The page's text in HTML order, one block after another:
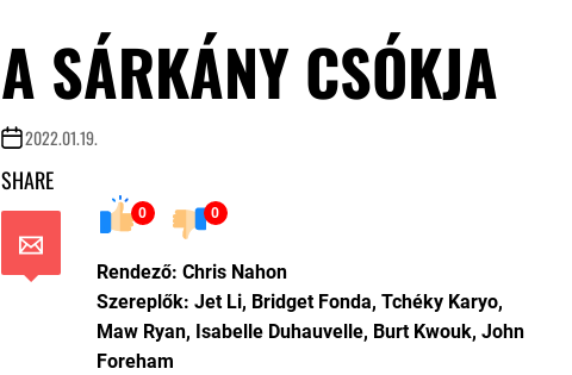
A SÁRKÁNY CSÓKJA
2022.01.19.
SHARE
0 0
Rendező: Chris Nahon
Szereplők: Jet Li, Bridget Fonda, Tchéky Karyo,
Maw Ryan, Isabelle Duhauvelle, Burt Kwouk, John
Foreham